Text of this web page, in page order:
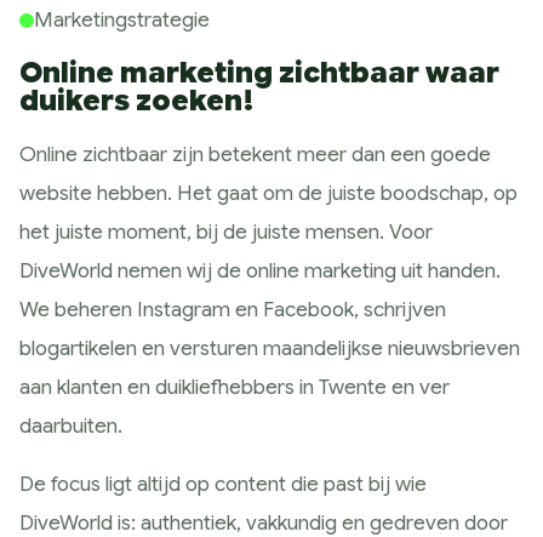
Marketingstrategie
Online marketing zichtbaar waar
duikers zoeken!
Online zichtbaar zijn betekent meer dan een goede
website hebben. Het gaat om de juiste boodschap, op
het juiste moment, bij de juiste mensen. Voor
DiveWorld nemen wij de online marketing uit handen.
We beheren Instagram en Facebook, schrijven
blogartikelen en versturen maandelijkse nieuwsbrieven
aan klanten en duikliefhebbers in Twente en ver
daarbuiten.
De focus ligt altijd op content die past bij wie
DiveWorld is: authentiek, vakkundig en gedreven door